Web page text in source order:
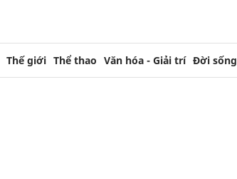
Thế giới Thể thao Văn hóa - Giải trí Đời sống